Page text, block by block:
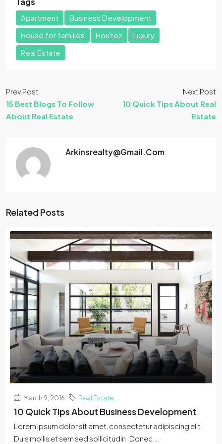
Apartment
Business Development
House for families
Houzez
Luxury
Real Estate
Prev Post
15 Best Blogs To Follow
About Real Estate
Next Post
10 Quick Tips About Real
Estate
Arkinsrealty@gmail.com
Related Posts
March 9, 2016 Real Estate
10 Quick Tips About Business Development
Lorem ipsum dolor sit amet, consectetur adipiscing elit.
Duis mollis et sem sed sollicitudin. Donec...